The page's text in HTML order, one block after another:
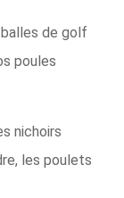
de golf
poules
nichoirs
les poulets